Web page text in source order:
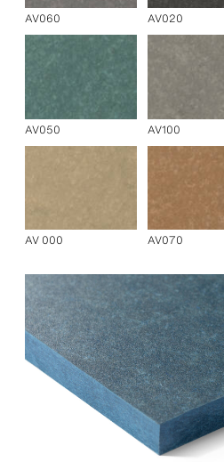
AV060 AV020
AV050 AV100
AV 000 AV070